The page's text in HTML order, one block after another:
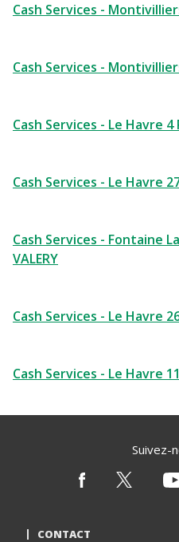
Cash Services -
Cash Services -
Cash Services - Le Havre 4
Cash Services - Le Havre 27
Cash Services - Fontaine
VALERY
Cash Services - Le Havre
Cash Services - Le Havre
Suivez-
CONTACT